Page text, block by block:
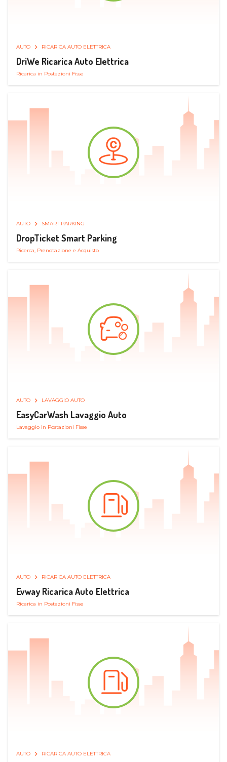
AUTO RICARICA AUTO ELETTRICA
DriWe Ricarica Auto Elettrica
Ricarica in Postazioni Fisse
AUTO SMART PARKING
DropTicket Smart Parking
Ricerca, Prenotazione e Acquisto
AUTO LAVAGGIO AUTO
EasyCarWash Lavaggio Auto
Lavaggio in Postazioni Fisse
AUTO RICARICA AUTO ELETTRICA
Evway Ricarica Auto Elettrica
Ricarica in Postazioni Fisse
AUTO RICARICA AUTO ELETTRICA